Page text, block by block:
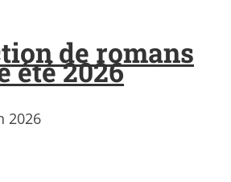
de romans
été 2026
2026